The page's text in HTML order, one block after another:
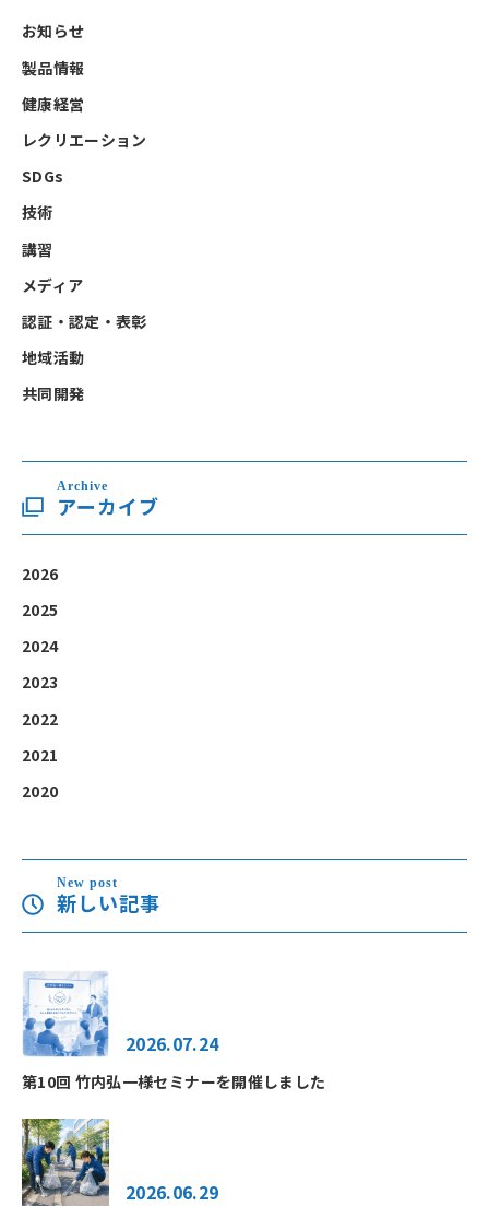
お知らせ
製品情報
健康経営
レクリエーション
SDGs
技術
講習
メディア
認証・認定・表彰
地域活動
共同開発
Archive
アーカイブ
2026
2025
2024
2023
2022
2021
2020
New post
新しい記事
2026.07.24
第10回 竹内弘一様セミナーを開催しました
2026.06.29